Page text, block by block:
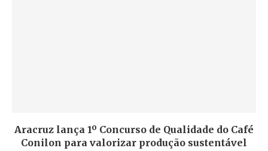
Aracruz lança 1º Concurso de Qualidade do Café
Conilon para valorizar produção sustentável